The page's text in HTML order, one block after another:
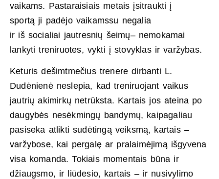
vaikams. Pastaraisiais metais įsitraukti į
sportą ji padėjo vaikamssu negalia
ir iš socialiai jautresnių šeimų– nemokamai
lankyti treniruotes, vykti į stovyklas ir varžybas.
Keturis dešimtmečius trenere dirbanti L.
Dudėnienė neslepia, kad treniruojant vaikus
jautrių akimirkų netrūksta. Kartais jos ateina po
daugybės nesėkmingų bandymų, kaipagaliau
pasiseka atlikti sudėtingą veiksmą, kartais –
varžybose, kai pergalę ar pralaimėjimą išgyvena
visa komanda. Tokiais momentais būna ir
džiaugsmo, ir liūdesio, kartais – ir nusivylimo